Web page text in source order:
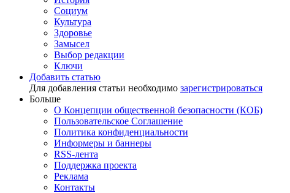
Социум
Культура
Здоровье
Замысел
Выбор редакции
Ключи
Добавить статью
Для добавления статьи необходимо зарегистрироваться
Больше
О Концепции общественной безопасности (КОБ)
Пользовательское Соглашение
Политика конфиденциальности
Информеры и баннеры
RSS-лента
Поддержка проекта
Реклама
Контакты